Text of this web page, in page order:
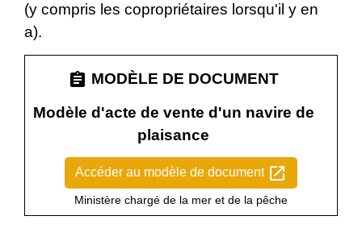
(y compris les copropriétaires lorsqu'il y en
a).
assignment MODÈLE DE DOCUMENT
Modèle d'acte de vente d'un navire de
plaisance
Accéder au modèle de document open_in_new
Ministère chargé de la mer et de la pêche